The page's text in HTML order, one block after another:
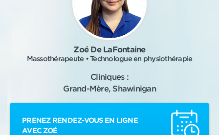
Zoé De LaFontaine
Massothérapeute • Technologue en physiothérapie
Cliniques :
Grand-Mère, Shawinigan
PRENEZ RENDEZ-VOUS EN LIGNE
AVEC ZOÉ